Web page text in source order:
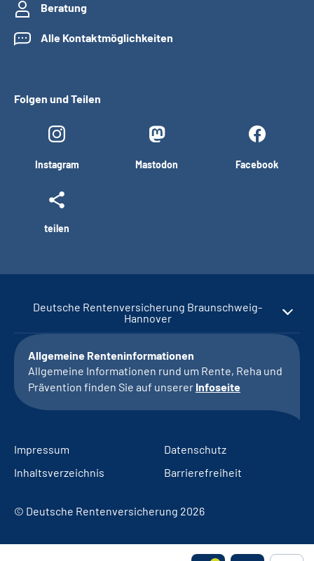
Beratung
Alle Kontaktmöglichkeiten
Folgen und Teilen
Instagram Mastodon Facebook
teilen
Deutsche Rentenversicherung Braunschweig-
Hannover
Allgemeine Renteninformationen
Allgemeine Informationen rund um Rente, Reha und
Prävention finden Sie auf unserer Infoseite
Impressum
Datenschutz
Inhaltsverzeichnis
Barrierefreiheit
© Deutsche Rentenversicherung 2026